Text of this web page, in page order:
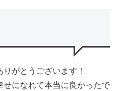
がとうございます！
になれて本当に良かったで